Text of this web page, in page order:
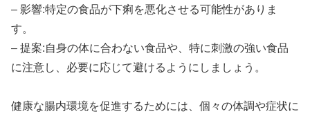
– 影響:特定の食品が下痢を悪化させる可能性がありま
す。
– 提案:自身の体に合わない食品や、特に刺激の強い食品
に注意し、必要に応じて避けるようにしましょう。
健康な腸内環境を促進するためには、個々の体調や症状に